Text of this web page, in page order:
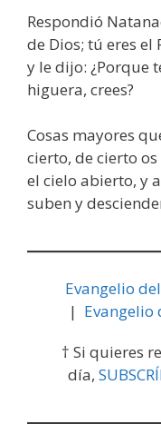
Respondió
de Dios; tú eres el
y le dijo: ¿Porque
higuera, crees?
Cosas mayores
cierto, de cierto
el cielo abierto, y
suben y
Evangelio
| Evangelio
† Si quieres
día,